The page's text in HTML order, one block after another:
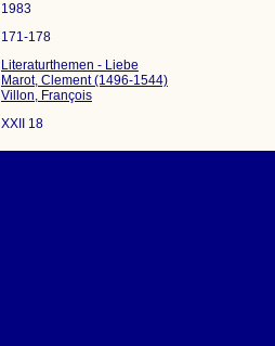
1983
171-178
Literaturthemen - Liebe
Marot, Clement (1496-1544)
Villon, François
XXII 18